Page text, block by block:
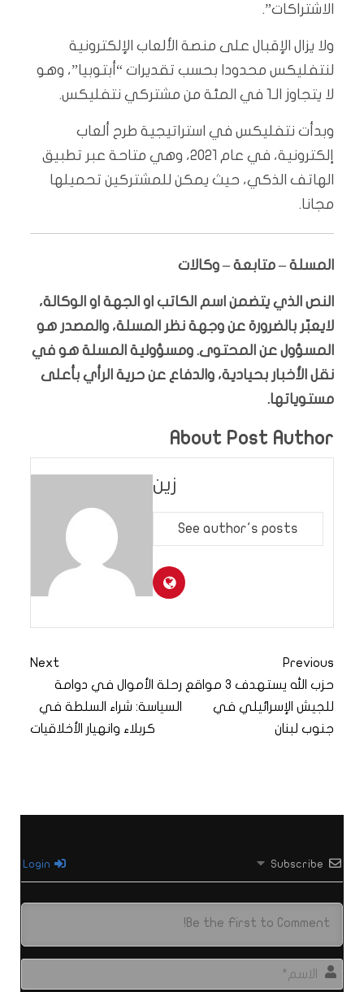
الاشتراكات”.
ولا يزال الإقبال على منصة الألعاب الإلكترونية
لنتفليكس محدودا بحسب تقديرات “أبتوبيا”، وهو
لا يتجاوز الـ1 في المئة من مشتركي نتفليكس.
وبدأت نتفليكس في استراتيجية طرح ألعاب
إلكترونية، في عام 2021، وهي متاحة عبر تطبيق
الهاتف الذكي، حيث يمكن للمشتركين تحميلها
مجانا.
المسلة – متابعة – وكالات
النص الذي يتضمن اسم الكاتب او الجهة او الوكالة،
لايعبّر بالضرورة عن وجهة نظر المسلة، والمصدر هو
المسؤول عن المحتوى. ومسؤولية المسلة هو في
نقل الأخبار بحيادية، والدفاع عن حرية الرأي بأعلى
مستوياتها.
About Post Author
زين
See author's posts
Previous
حزب الله يستهدف 3 مواقع
للجيش الإسرائيلي في
جنوب لبنان
Next
رحلة الأموال في دوامة
السياسة: شراء السلطة في
كربلاء وانهيار الأخلاقيات
Subscribe